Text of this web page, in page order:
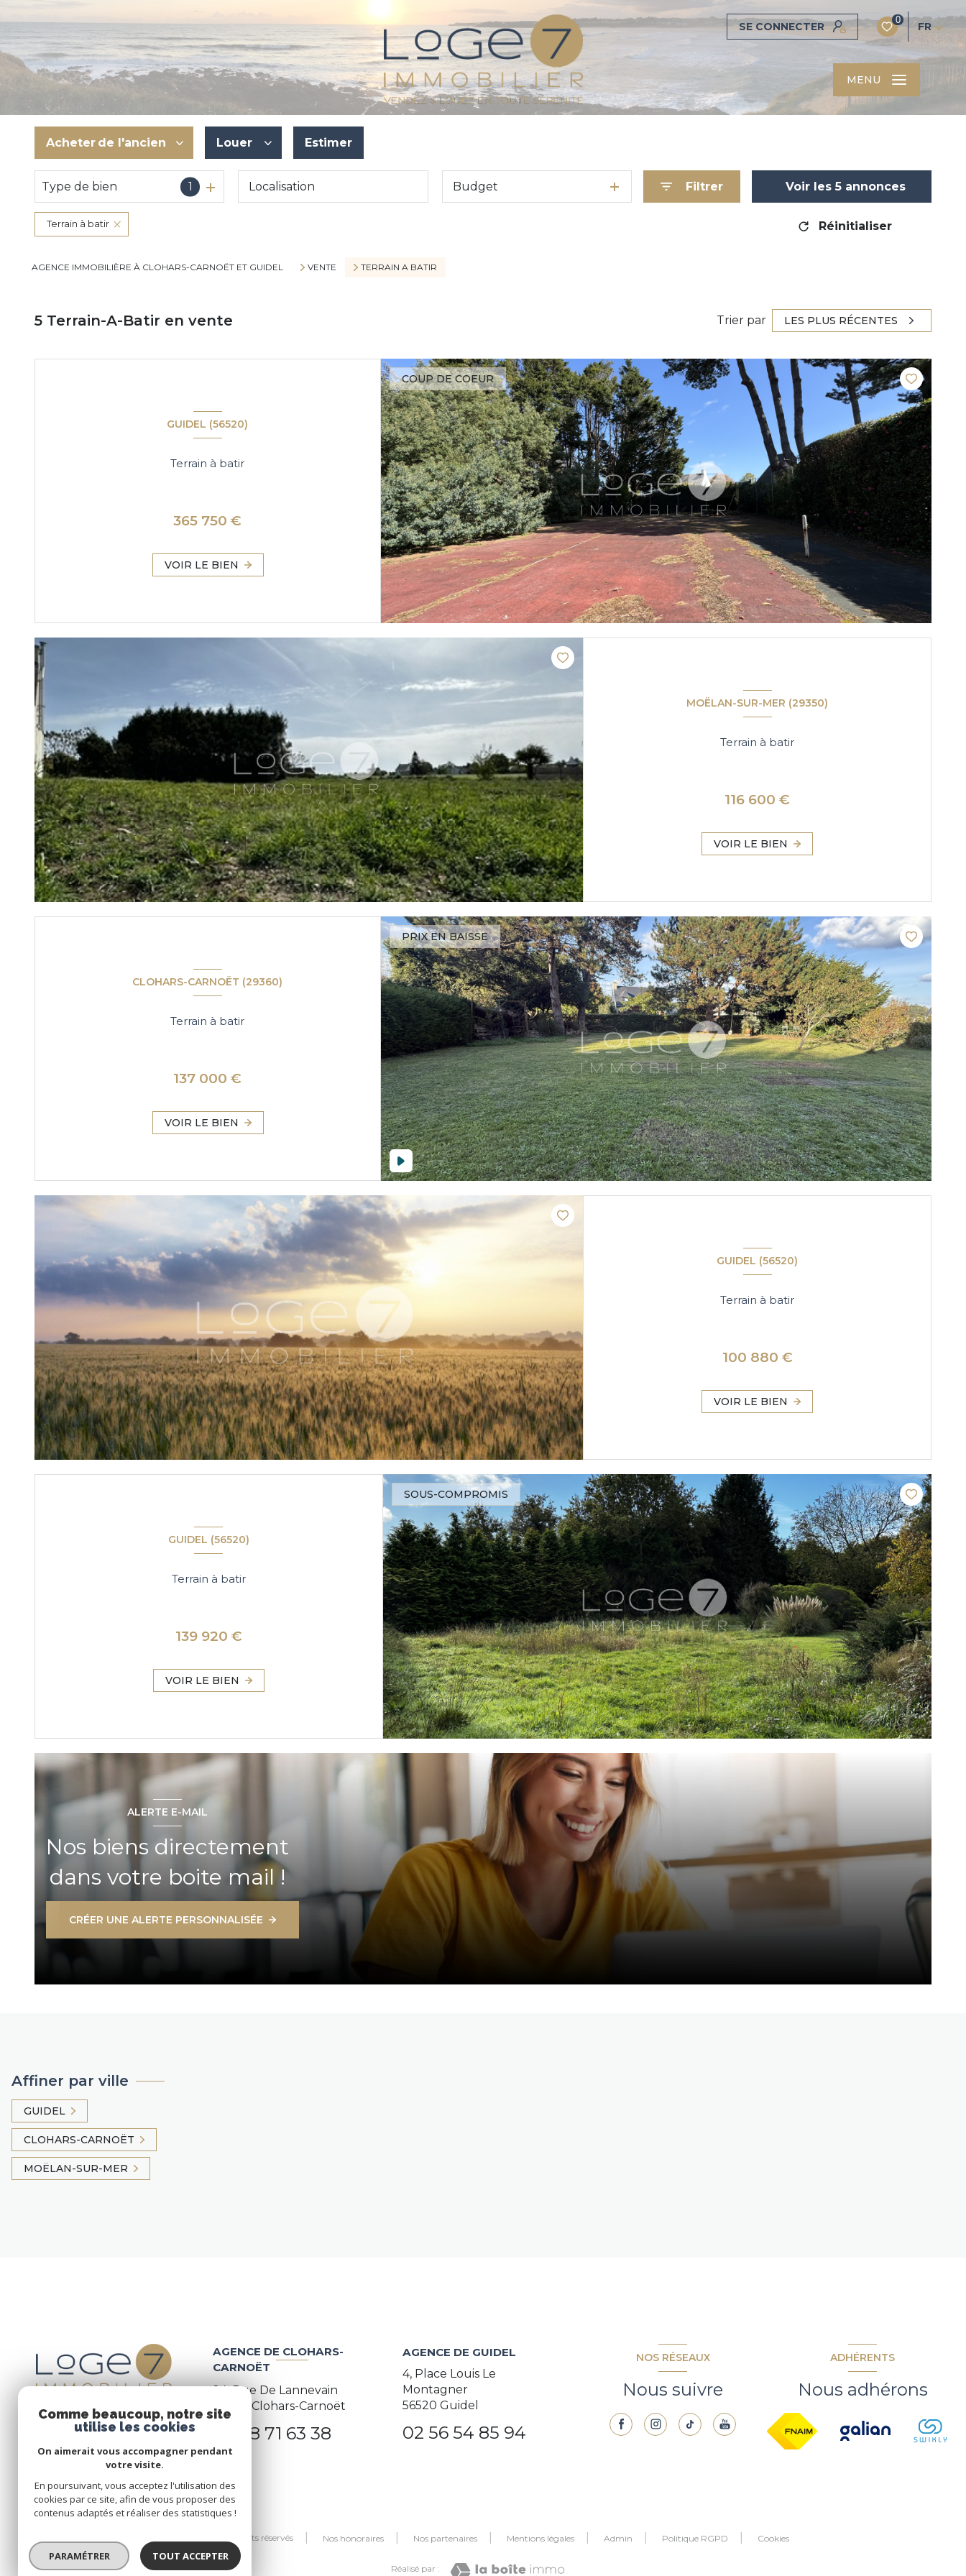
SE CONNECTER
0
FR
MENU
Acheter de l'ancien
De l'ancien
Du neuf
De l'immo pro
Louer
à l'année
Estimer
Type de bien 1 Budget Filtrer Voir les5annonces
Terrain à batir Réinitialiser
AGENCE IMMOBILIÈRE À CLOHARS-CARNOËT ET GUIDEL VENTE TERRAIN A BATIR
5 Terrain-A-Batir en vente Trier par LES PLUS RÉCENTES
COUP DE COEUR
GUIDEL (56520)
Terrain à batir
365 750 €
VOIR LE BIEN
MOËLAN-SUR-MER (29350)
Terrain à batir
116 600 €
VOIR LE BIEN
PRIX EN BAISSE
CLOHARS-CARNOËT (29360)
Terrain à batir
137 000 €
VOIR LE BIEN
GUIDEL (56520)
Terrain à batir
100 880 €
VOIR LE BIEN
SOUS-COMPROMIS
GUIDEL (56520)
Terrain à batir
139 920 €
VOIR LE BIEN
ALERTE E-MAIL
Nos biens directement
dans votre boite mail !
CRÉER UNE ALERTE PERSONNALISÉE
Affiner par ville
GUIDEL
CLOHARS-CARNOËT
MOËLAN-SUR-MER
AGENCE DE CLOHARS-
CARNOËT
24, Rue De Lannevain
29360 Clohars-Carnoët
02 98 71 63 38
AGENCE DE GUIDEL
4, Place Louis Le
Montagner
56520 Guidel
02 56 54 85 94
NOS RÉSEAUX
Nous suivre
ADHÉRENTS
Nous adhérons
© 2026 | Tous droits réservés Nos honoraires Nos partenaires Mentions légales Admin Politique RGPD Cookies
Réalisé par :
Comme beaucoup, notre site
utilise les cookies
On aimerait vous accompagner pendant
votre visite.
En poursuivant, vous acceptez l'utilisation des
cookies par ce site, afin de vous proposer des
contenus adaptés et réaliser des statistiques !
PARAMÉTRER TOUT ACCEPTER